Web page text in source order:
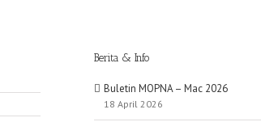
Berita & Info
Buletin MOPNA – Mac 2026
18 April 2026